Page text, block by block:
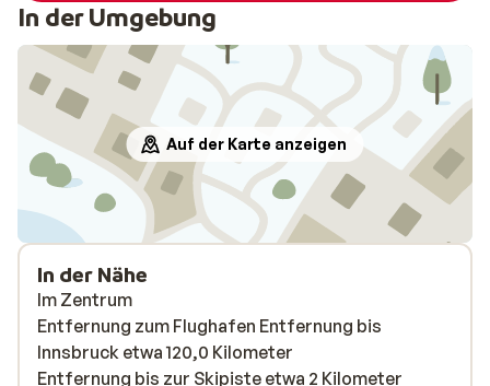
In der Umgebung
Auf der Karte anzeigen
In der Nähe
Im Zentrum
Entfernung zum Flughafen Entfernung bis
Innsbruck etwa 120,0 Kilometer
Entfernung bis zur Skipiste etwa 2 Kilometer